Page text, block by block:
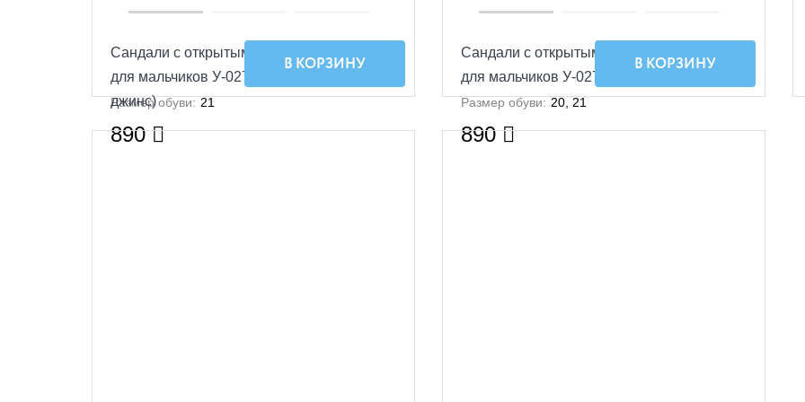
Сандали с открытым носком Малодетские
для мальчиков У-027-КП-2,13,43,9 (синий/
джинс)
Размер обуви: 21
890
В КОРЗИНУ
Сандали с открытым носком Малодетские
для мальчиков У-027-КП-39, 18, 48 (беж)
Размер обуви: 20, 21
890
В КОРЗИНУ